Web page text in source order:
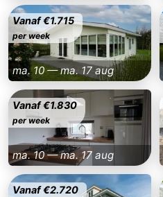
Vanaf €1.715
per week
ma. 10 — ma. 17 aug
Vanaf €1.830
per week
ma. 10 — ma. 17 aug
Vanaf €2.720